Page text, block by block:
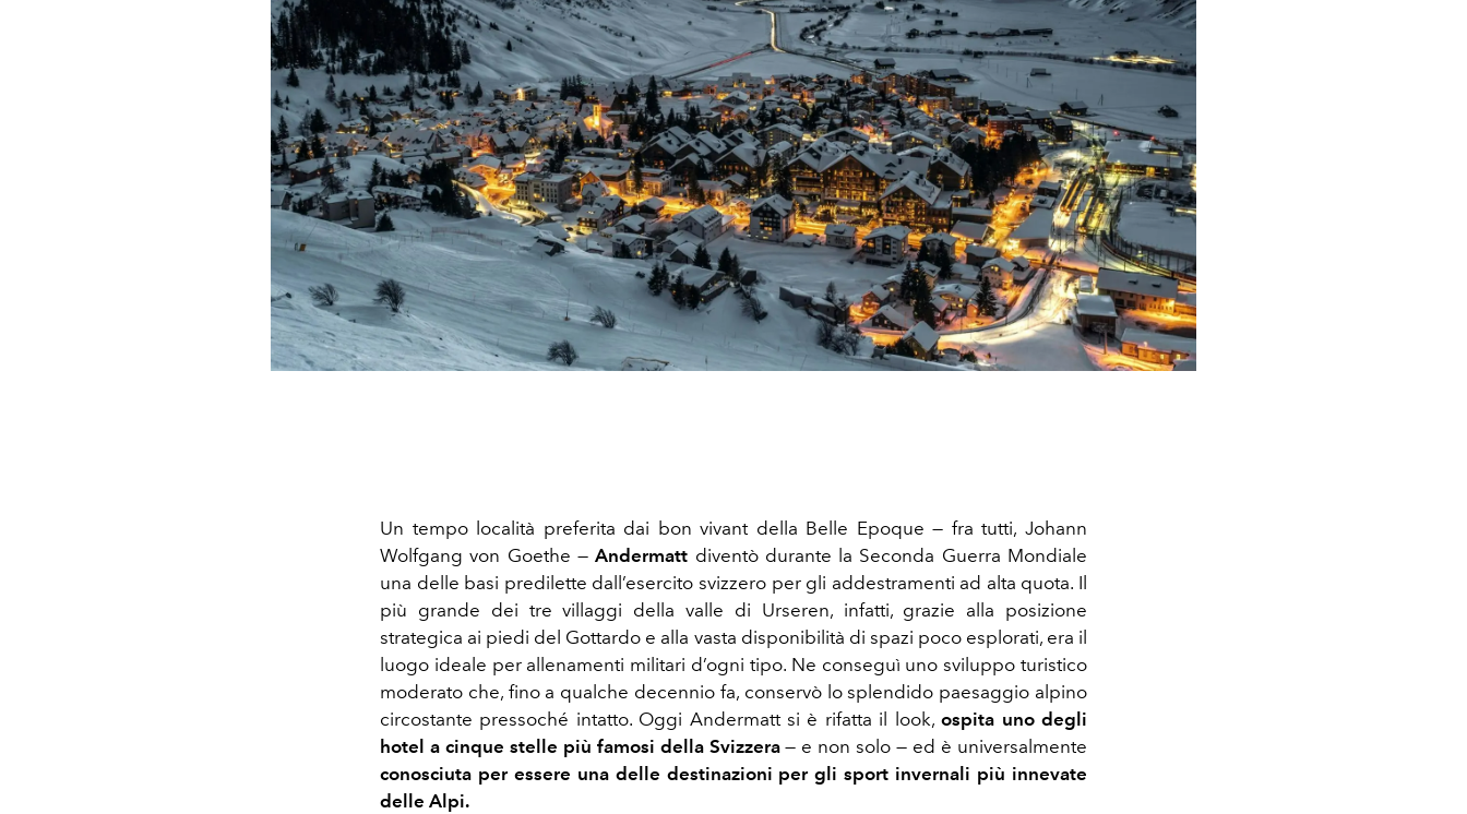
Un tempo località preferita dai bon vivant della Belle Epoque — fra tutti, Johann
Wolfgang von Goethe —Andermatt diventò durante la Seconda Guerra Mondiale
una delle basi predilette dall’esercito svizzero per gli addestramenti ad alta quota. Il
più grande dei tre villaggi della valle di Urseren, infatti, grazie alla posizione
strategica ai piedi del Gottardo e alla vasta disponibilità di spazi poco esplorati, era il
luogo ideale per allenamenti militari d’ogni tipo. Ne conseguì uno sviluppo turistico
moderato che, fino a qualche decennio fa, conservò lo splendido paesaggio alpino
circostante pressoché intatto. Oggi Andermatt si è rifatta il look,ospita uno degli
hotel a cinque stelle più famosi della Svizzera— e non solo — ed è universalmente
conosciuta per essere una delle destinazioni per gli sport invernali più innevate
delle Alpi.